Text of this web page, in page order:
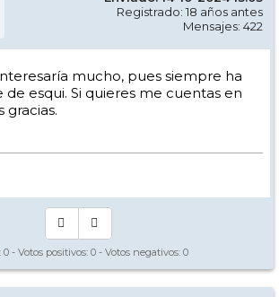
Registrado: 18 años antes
Mensajes: 422
mucho, pues siempre ha
de esqui. Si quieres me cuentas en
gracias.
0 - Votos positivos: 0 - Votos negativos: 0